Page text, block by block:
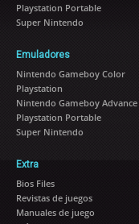
Playstation Portable
Super Nintendo
Emuladores
Nintendo Gameboy Color
Playstation
Nintendo Gameboy Advance
Playstation Portable
Super Nintendo
Extra
Bios Files
Revistas de juegos
Manuales de juego